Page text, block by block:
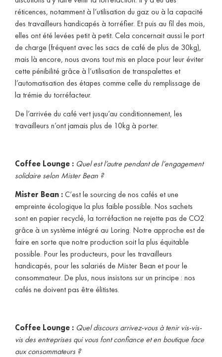
réticences, notamment à l’utilisation du gaz ou à la capacité
des travailleurs handicapés à torréfier. Et puis au fil des mois,
elles ont été levées petit à petit. Cela concernait aussi le port
de charge (fréquent avec les sacs de café de plus de 30kg),
mais là encore, nous avons tout mis en place pour leur éviter
cette pénibilité grâce à l’utilisation de transpalettes et
l’automatisation des étapes comme celle du remplissage de
la trémie du torréfacteur.
De l’arrivée du café vert jusqu’au conditionnement, les
travailleurs n’ont jamais plus de 10kg à porter.
Coffee Lounge : Quel est l’autre pendant de l’engagement
solidaire selon Mister Bean ?
Mister Bean :C’est le sourcing de nos cafés et une
empreinte écologique la plus faible possible. Nos sachets
sont en papier recyclé, la torréfaction ne rejette pas de CO2
grâce à un système intégré au Loring. Notre approche est de
faire en sorte que notre production soit la plus équitable
possible. Pour les producteurs, pour les travailleurs
handicapés, pour les salariés de Mister Bean et pour le
consommateur. De plus, nous insistons sur un principe : nos
cafés ne doivent pas être élitistes.
Coffee Lounge : Quel discours arrivez-vous à tenir vis-vis-
vis des entreprises qui vous font confiance et en boutique face
aux consommateurs ?